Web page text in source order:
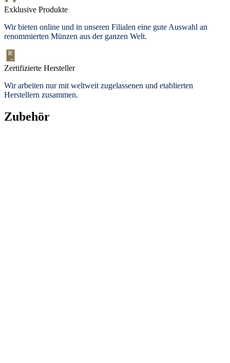
Exklusive Produkte
Wir bieten online und in unseren Filialen eine gute Auswahl an
renommierten Münzen aus der ganzen Welt.
Zertifizierte Hersteller
Wir arbeiten nur mit weltweit zugelassenen und etablierten
Herstellern zusammen.
Zubehör